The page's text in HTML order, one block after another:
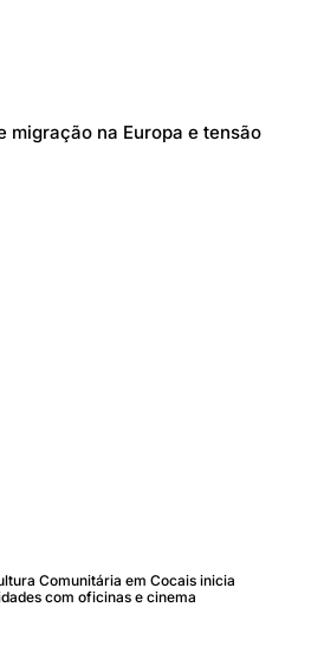
migração na Europa e tensão
Comunitária em Cocais inicia
com oficinas e cinema